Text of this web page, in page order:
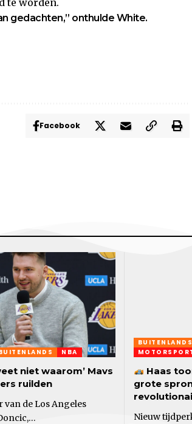
te worden.
gedachten,” onthulde White.
Facebook
NBA
niet waarom’ Mavs
ruilden
van de Los Angeles
BUITENLANDS
Haas
grote
Nieuw